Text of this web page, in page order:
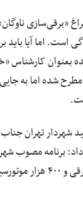
«برقی‌سازی
است. اما آیا باید
بعنوان کارشناس
شده اما به
شهردار تهران
برنامه مصوب
تأمین ۵۰ هزار تاکسی